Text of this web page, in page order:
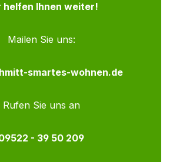
helfen Ihnen weiter!
Mailen Sie uns:
smartes-wohnen.de
Rufen Sie uns an
- 39 50 209